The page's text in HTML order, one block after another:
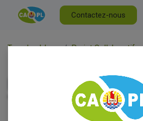
Contactez-nous
Tous les blogs
Projet Collaboratif
BANDEROLE DU
TAVIVAT